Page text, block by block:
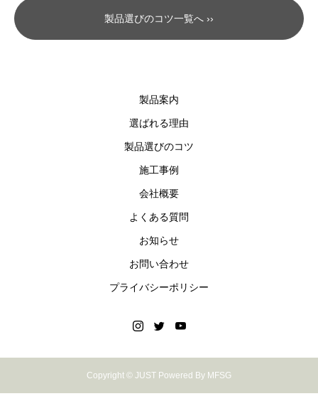
製品選びのコツ一覧へ ››
製品案内
選ばれる理由
製品選びのコツ
施工事例
会社概要
よくある質問
お知らせ
お問い合わせ
プライバシーポリシー
Copyright © JUST Powered By MFSG